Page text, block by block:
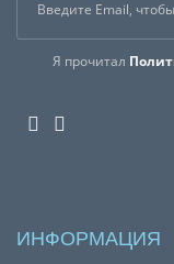
Я прочитал
ИНФОРМАЦИЯ